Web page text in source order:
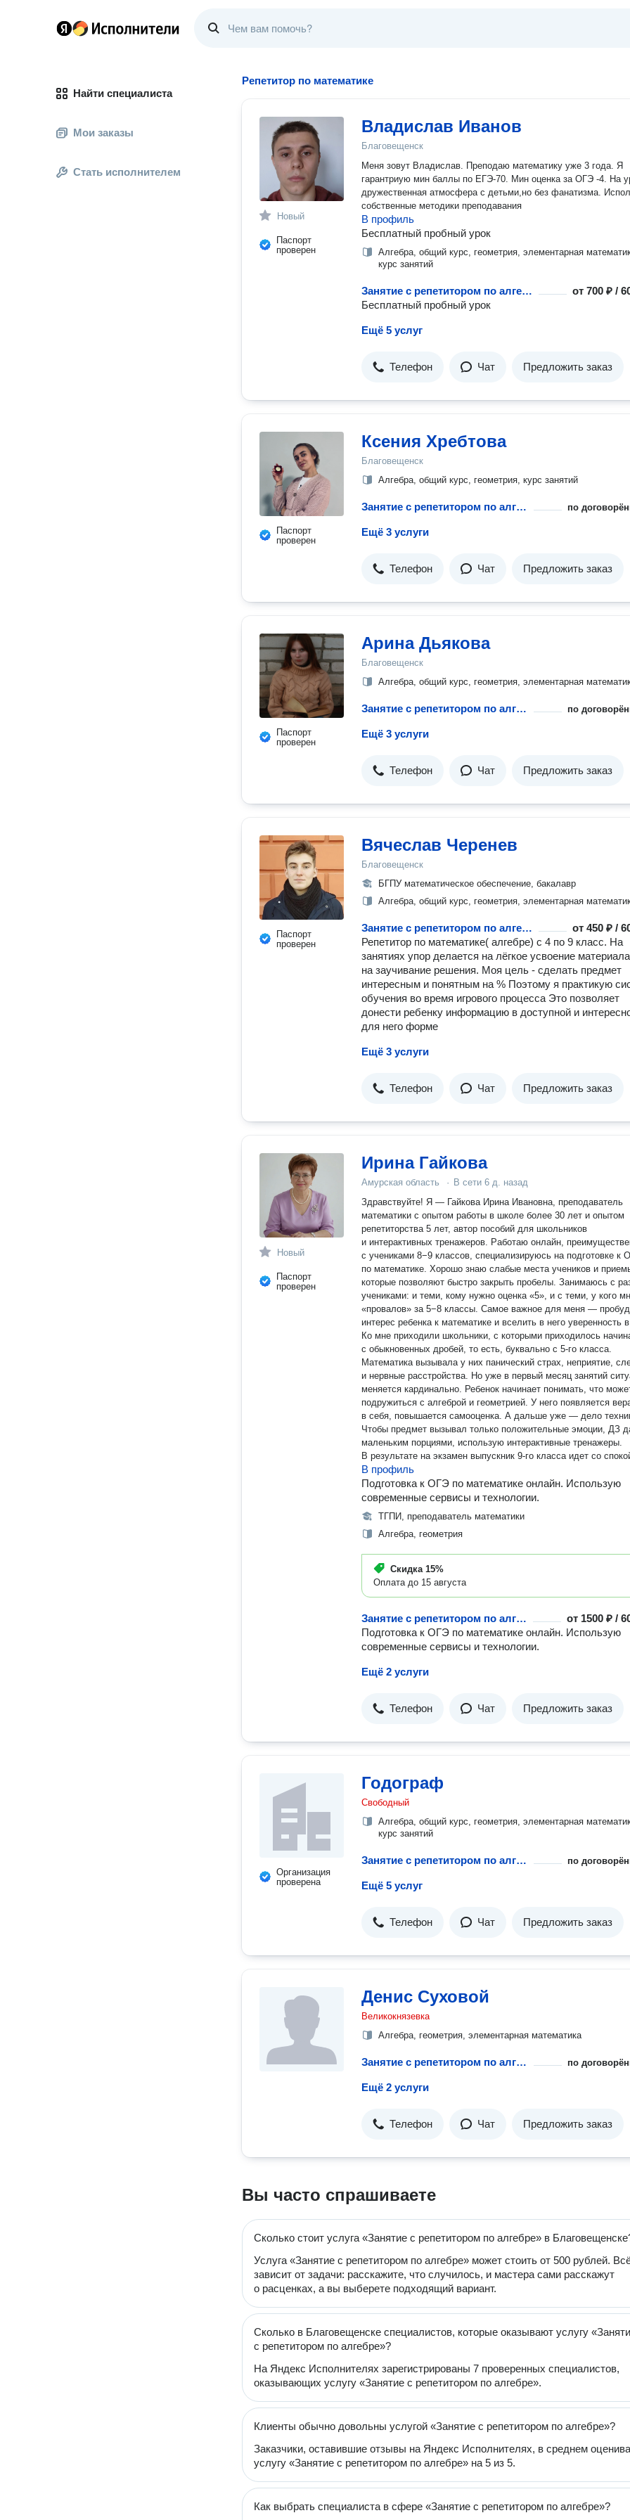
Найти специалиста
Мои заказы
Стать исполнителем
Репетитор по математике
Новый
Паспорт
проверен
Владислав Иванов
Благовещенск
Меня зовут Владислав. Преподаю математику уже 3 года. Я
гарантриую мин баллы по ЕГЭ-70. Мин оценка за ОГЭ -4. На
дружественная атмосфера с детьми,но без фанатизма.
собственные методики преподавания
В профиль
Бесплатный пробный урок
Алгебра, общий курс, геометрия, элементарная
курс занятий
Занятие с репетитором по алгебре от700 ₽ /
Бесплатный пробный урок
Ещё 5 услуг
Телефон Чат Предложить заказ
Паспорт
проверен
Ксения Хребтова
Благовещенск
Алгебра, общий курс, геометрия, курс занятий
Занятие с репетитором по алгебре по
Ещё 3 услуги
Телефон Чат Предложить заказ
Паспорт
проверен
Арина Дьякова
Благовещенск
Алгебра, общий курс, геометрия, элементарная
Занятие с репетитором по алгебре по
Ещё 3 услуги
Телефон Чат Предложить заказ
Паспорт
проверен
Вячеслав Черенев
Благовещенск
БГПУ математическое обеспечение, бакалавр
Алгебра, общий курс, геометрия, элементарная
Занятие с репетитором по алгебре от450 ₽ /
Репетитор по математике( алгебре) с 4 по 9 класс. На
занятиях упор делается на лёгкое усвоение
на заучивание решения. Моя цель - сделать предмет
интересным и понятным на % Поэтому я практикую
обучения во время игрового процесса Это позволяет
донести ребенку информацию в доступной и
для него форме
Ещё 3 услуги
Телефон Чат Предложить заказ
Новый
Паспорт
проверен
Ирина Гайкова
Амурская область · В сети 6 д. назад
Здравствуйте! Я — Гайкова Ирина Ивановна, преподаватель
математики с опытом работы в школе более 30 лет и опытом
репетиторства 5 лет, автор пособий для школьников
и интерактивных тренажеров. Работаю онлайн, преимущественно
с учениками 8−9 классов, специализируюсь на подготовке к
по математике. Хорошо знаю слабые места учеников и приемы,
которые позволяют быстро закрыть пробелы. Занимаюсь с разными
учениками: и теми, кому нужно оценка «5», и с теми, у кого
«провалов» за 5−8 классы. Самое важное для меня — пробудить
интерес ребенка к математике и вселить в него уверенность
Ко мне приходили школьники, с которыми приходилось
с обыкновенных дробей, то есть, буквально с 5-го класса.
Математика вызывала у них панический страх, неприятие,
и нервные расстройства. Но уже в первый месяц занятий ситуация
меняется кардинально. Ребенок начинает понимать, что
подружиться с алгеброй и геометрией. У него появляется
в себя, повышается самооценка. А дальше уже — дело техники.
Чтобы предмет вызывал только положительные эмоции, ДЗ
маленьким порциями, использую интерактивные тренажеры.
В результате на экзамен выпускник 9-го класса идет со
уверенностью, без стресса и паники. Моя методика преподавания
включает в себя 7 составляющих: Четкие памятки-алгоритмы
структурированная теория легче запоминается. Обучающие
видеоуроки — ребенок всегда может вернуться к непонятым
моментам. Занятия 2 раза в неделю — разбираем все
заданий из открытого банка. Ежедневные «пятиминутки» -
учимся с интересом. Дополнительно раз в неделю — разбор
типичных проблем. Работа до результата — у вашего ребенка
не останется «белых пятен». Результаты учеников: +3 балла
месяцев. Рост школьной оценки минимум на 1,5 балла за 3−4
месяца. Идут на экзамен уверенно! В ходе подготовки: Прокачаешь
вычислительные навыки. Заново изучишь геометрию.
перед ОГЭ останется в прошлом! Записывайтесь на пробное
В профиль
Подготовка к ОГЭ по математике онлайн. Использую
современные сервисы и технологии.
ТГПИ, преподаватель математики
Алгебра, геометрия
Скидка 15%
Оплата до 15 августа
Занятие с репетитором по алгебре от 1500 ₽ /
Подготовка к ОГЭ по математике онлайн. Использую
современные сервисы и технологии.
Ещё 2 услуги
Телефон Чат Предложить заказ
Организация
проверена
Годограф
Свободный
Алгебра, общий курс, геометрия, элементарная
курс занятий
Занятие с репетитором по алгебре по
Ещё 5 услуг
Телефон Чат Предложить заказ
Денис Суховой
Великокнязевка
Алгебра, геометрия, элементарная математика
Занятие с репетитором по алгебре по
Ещё 2 услуги
Телефон Чат Предложить заказ
Вы часто спрашиваете
Сколько стоит услуга «Занятие с репетитором по алгебре» в
Услуга «Занятие с репетитором по алгебре» может стоить от 500 рублей.
зависит от задачи: расскажите, что случилось, и мастера сами расскажут
о расценках, а вы выберете подходящий вариант.
Сколько в Благовещенске специалистов, которые оказывают услугу
с репетитором по алгебре»?
На Яндекс Исполнителях зарегистрированы 7 проверенных специалистов,
оказывающих услугу «Занятие с репетитором по алгебре».
Клиенты обычно довольны услугой «Занятие с репетитором по алгебре»?
Заказчики, оставившие отзывы на Яндекс Исполнителях, в среднем
услугу «Занятие с репетитором по алгебре» на 5 из 5.
Как выбрать специалиста в сфере «Занятие с репетитором по алгебре»?